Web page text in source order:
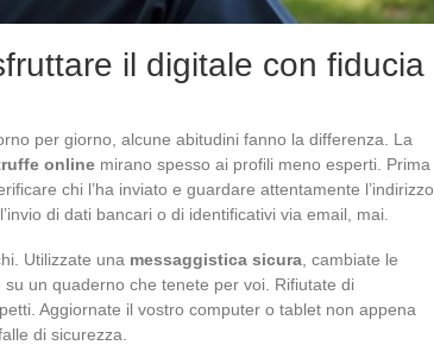
il digitale con fiducia
per giorno, alcune abitudini fanno la differenza. La
online mirano spesso ai profili meno esperti. Prima
chi l’ha inviato e guardare attentamente l’indirizzo
di dati bancari o di identificativi via email, mai.
Utilizzate una messaggistica sicura , cambiate le
un quaderno che tenete per voi. Rifiutate di
Aggiornate il vostro computer o tablet non appena
di sicurezza.